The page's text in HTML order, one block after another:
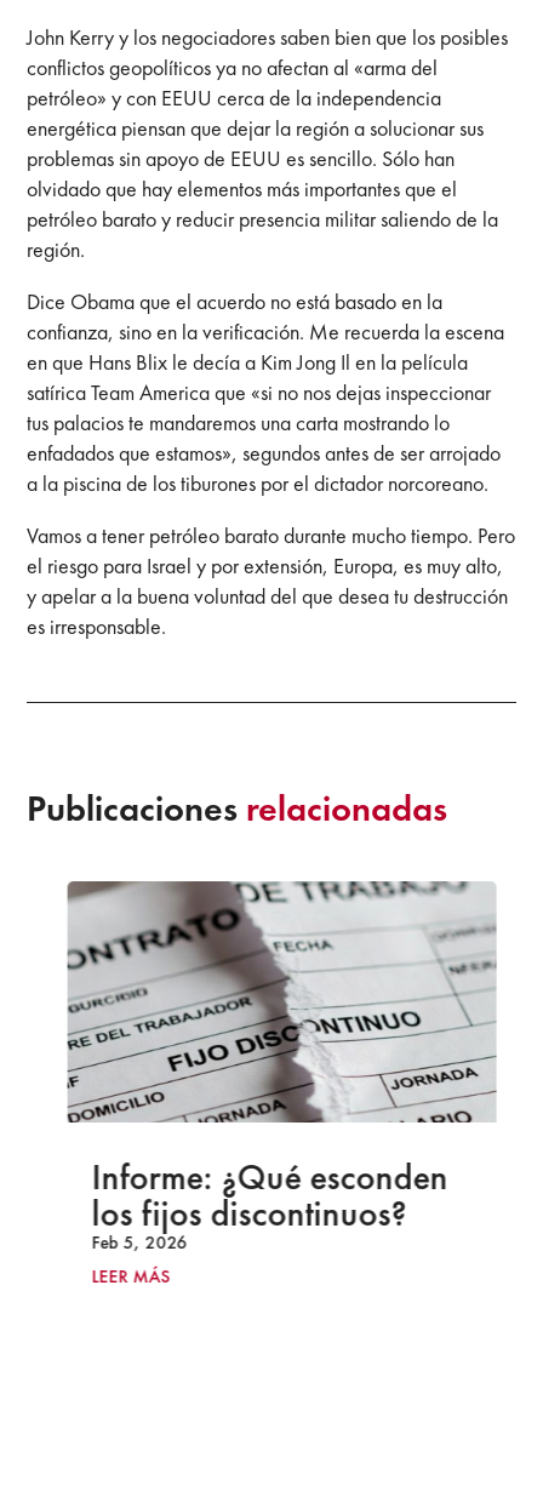
John Kerry y los negociadores saben bien que los posibles
conflictos geopolíticos ya no afectan al «arma del
petróleo» y con EEUU cerca de la independencia
energética piensan que dejar la región a solucionar sus
problemas sin apoyo de EEUU es sencillo. Sólo han
olvidado que hay elementos más importantes que el
petróleo barato y reducir presencia militar saliendo de la
región.
Dice Obama que el acuerdo no está basado en la
confianza, sino en la verificación. Me recuerda la escena
en que Hans Blix le decía a Kim Jong Il en la película
satírica Team America que «si no nos dejas inspeccionar
tus palacios te mandaremos una carta mostrando lo
enfadados que estamos», segundos antes de ser arrojado
a la piscina de los tiburones por el dictador norcoreano.
Vamos a tener petróleo barato durante mucho tiempo. Pero
el riesgo para Israel y por extensión, Europa, es muy alto,
y apelar a la buena voluntad del que desea tu destrucción
es irresponsable.
Publicaciones relacionadas
Informe: ¿Qué esconden
los fijos discontinuos?
Feb 5, 2026
LEER MÁS